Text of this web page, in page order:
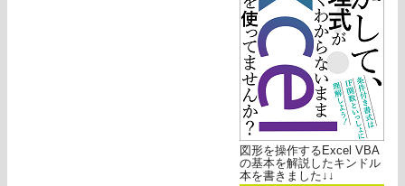
図形を操作するExcel VBA
の基本を解説したキンドル
本を書きました↓↓